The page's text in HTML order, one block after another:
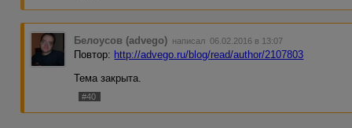
Белоусов (advego) написал 06.02.2016 в 13:07
Повтор: http://advego.ru/blog/read/author/2107803
Тема закрыта.
#40